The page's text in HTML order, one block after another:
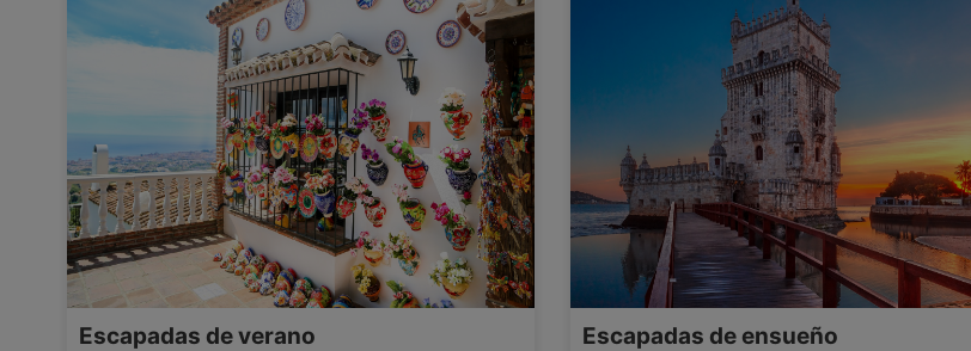
Escapadas de verano Escapadas de ensueño